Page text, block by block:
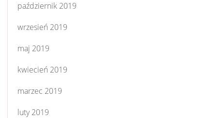
październik 2019
wrzesień 2019
maj 2019
kwiecień 2019
marzec 2019
luty 2019